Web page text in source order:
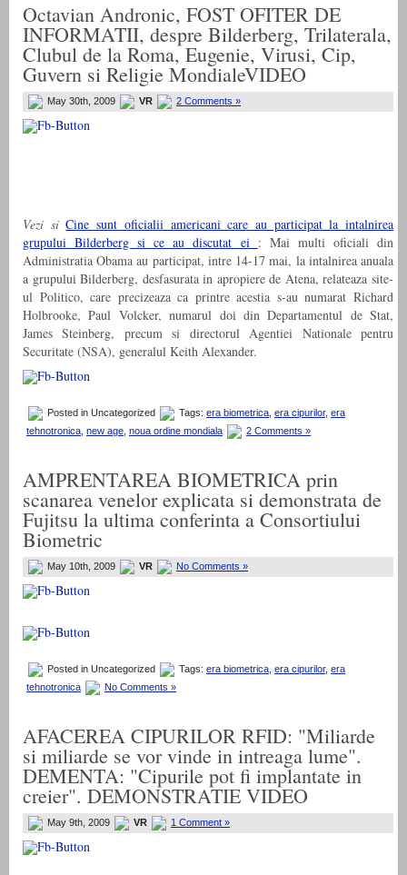
Octavian Andronic, FOST OFITER DE
INFORMATII, despre Bilderberg, Trilaterala,
Clubul de la Roma, Eugenie, Virusi, Cip,
Guvern si Religie MondialeVIDEO
May 30th, 2009 VR 2 Comments »
Vezi siCine sunt oficialii americani care au participat la intalnirea
grupului Bilderberg si ce au discutat ei : Mai multi oficiali din
Administratia Obama au participat, intre 14-17 mai, la intalnirea anuala
a grupului Bilderberg, desfasurata in apropiere de Atena, relateaza site-
ul Politico, care precizeaza ca printre acestia s-au numarat Richard
Holbrooke, Paul Volcker, numarul doi din Departamentul de Stat,
James Steinberg, precum si directorul Agentiei Nationale pentru
Securitate (NSA), generalul Keith Alexander.
Posted in Uncategorized Tags: era biometrica era cipurilor, era
tehnotronica new age noua ordine mondiala 2 Comments »
AMPRENTAREA BIOMETRICA prin
scanarea venelor explicata si demonstrata de
Fujitsu la ultima conferinta a Consortiului
Biometric
May 10th, 2009 VR No Comments »
Posted in Uncategorized Tags: era biometrica era cipurilor, era
tehnotronica
No Comments »
AFACEREA CIPURILOR RFID: "Miliarde
si miliarde se vor vinde in intreaga lume".
DEMENTA: "Cipurile pot fi implantate in
creier". DEMONSTRATIE VIDEO
May 9th, 2009 VR 1 Comment »